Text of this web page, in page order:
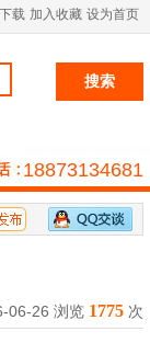
载 加入收藏 设为首页
18873134681
06-26 浏览 1775 次